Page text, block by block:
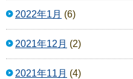
2022年1月 (6)
2021年12月 (2)
2021年11月 (4)